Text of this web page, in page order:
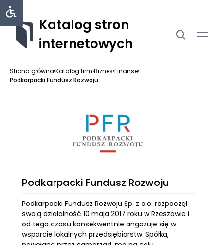
Katalog stron
internetowych
Strona główna›Katalog firm›Biznes›Finanse›
Podkarpacki Fundusz Rozwoju
Podkarpacki Fundusz Rozwoju
Podkarpacki Fundusz Rozwoju Sp. z o.o. rozpoczął
swoją działalność 10 maja 2017 roku w Rzeszowie i
od tego czasu konsekwentnie angażuje się w
wsparcie lokalnych przedsiębiorstw. Spółka,